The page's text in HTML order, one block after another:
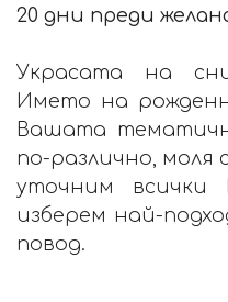
20 дни преди
Украсата на
Името на
Вашата
по-различно, моля
уточним
изберем най-
повод.